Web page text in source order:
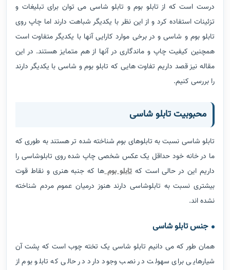
درست است که از تابلو بوم و تابلو شاسی می توان برای تبلیغات و
تزئینات استفاده کرد و از این نظر با یکدیگر شباهت دارند اما چاپ روی
تابلو بوم و شاسی و در برخی موارد کارایی آنها با یکدیگر متفاوت است
همچنین کیفیت چاپ و ماندگاری در آنها از هم متمایز هستند. در این
مقاله نیز قصد داریم تفاوت هایی که تابلو بوم و شاسی با یکدیگر دارند
را بررسی کنیم.
محبوبیت تابلو شاسی
تابلو شاسی نسبت به تابلوهای بوم شناخته شده تر هستند به طوری که
ما در خانه خود حداقل یک عکس شخصی چاپ شده روی تابلوشاسی را
داریم این در حالی است کهتابلو بومها که جنبه هنری و نقاط قوت
بیشتری نسبت به تابلوشاسی دارند هنوز درمیان عموم مردم شناخته
نشده اند.
جنس تابلو شاسی
همان طور که می دانیم تابلو شاسی یک تخته چوب است که پشت آن
شیارهایی برای سهولت در نصب وجود دارد در حالی که تابلو بوم از